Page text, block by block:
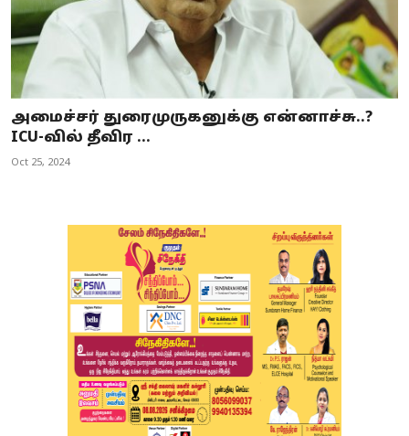
அமைச்சர் துரைமுருகனுக்கு என்னாச்சு..?
ICU-வில் தீவிர ...
Oct 25, 2024